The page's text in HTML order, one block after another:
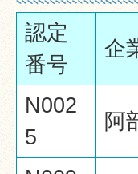
認定
番号
企
N002
5
阿